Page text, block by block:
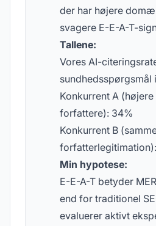
der har højere
svagere E-E-A-T-
Tallene:
Vores AI-
sundhedsspørgsmål
Konkurrent A
forfattere): 34%
Konkurrent B
Min hypotese:
E-E-A-T betyder
end for traditionel
evaluerer aktivt